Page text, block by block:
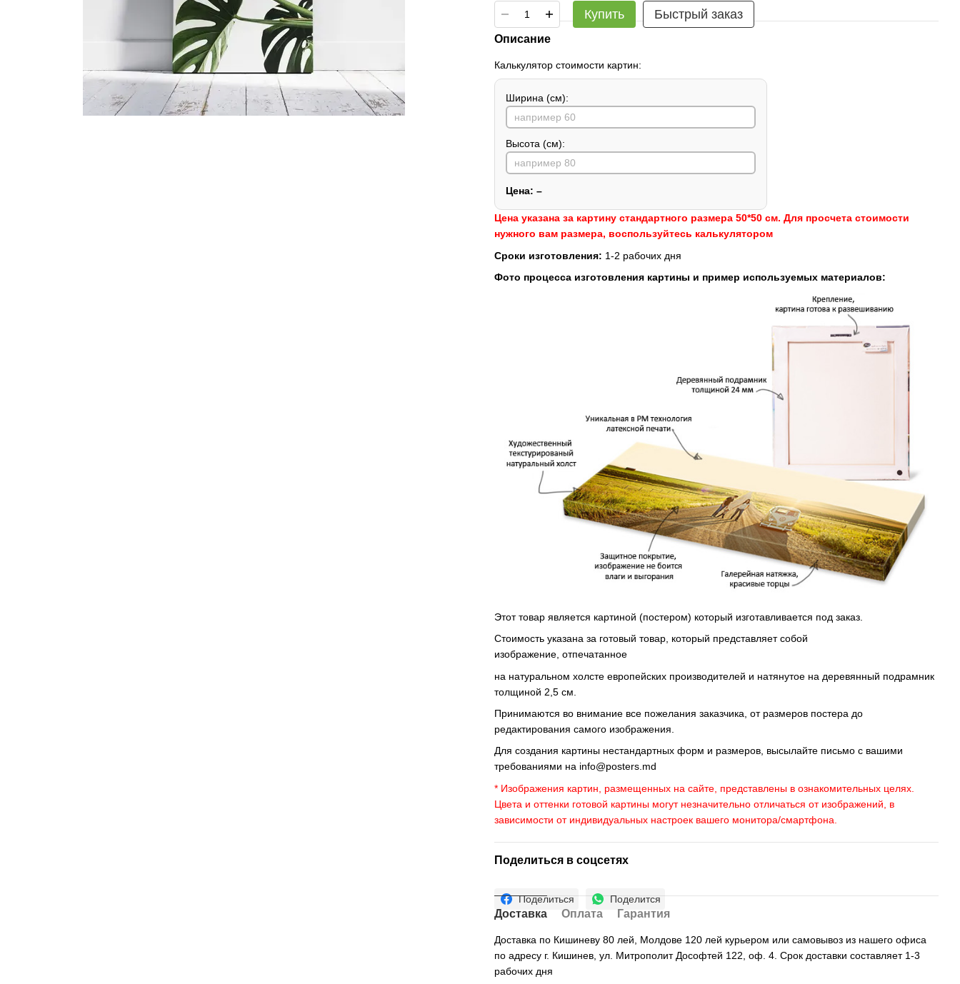
Купить Быстрый заказ
Описание
Калькулятор стоимости картин:
Ширина (см):
Высота (см):
Цена: –
Цена указана за картину стандартного размера 50*50 см. Для просчета стоимости
нужного вам размера, воспользуйтесь калькулятором
Сроки изготовления: 1-2 рабочих дня
Фото процесса изготовления картины и пример используемых материалов:
Этот товар является картиной (постером) который изготавливается под заказ.
Стоимость указана за готовый товар, который представляет собой
изображение, отпечатанное
на натуральном холсте европейских производителей и натянутое на деревянный подрамник
толщиной 2,5 см.
Принимаются во внимание все пожелания заказчика, от размеров постера до
редактирования самого изображения.
Для создания картины нестандартных форм и размеров, высылайте письмо c вашими
требованиями на info@posters.md
* Изображения картин, размещенных на сайте, представлены в ознакомительных целях.
Цвета и оттенки готовой картины могут незначительно отличаться от изображений, в
зависимости от индивидуальных настроек вашего монитора/смартфона.
Поделиться в соцсетях
Поделиться Поделится
Доставка Оплата Гарантия
Доставка по Кишиневу 80 лей, Молдове 120 лей курьером или самовывоз из нашего офиса
по адресу г. Кишинев, ул. Митрополит Дософтей 122, оф. 4. Срок доставки составляет 1-3
рабочих дня